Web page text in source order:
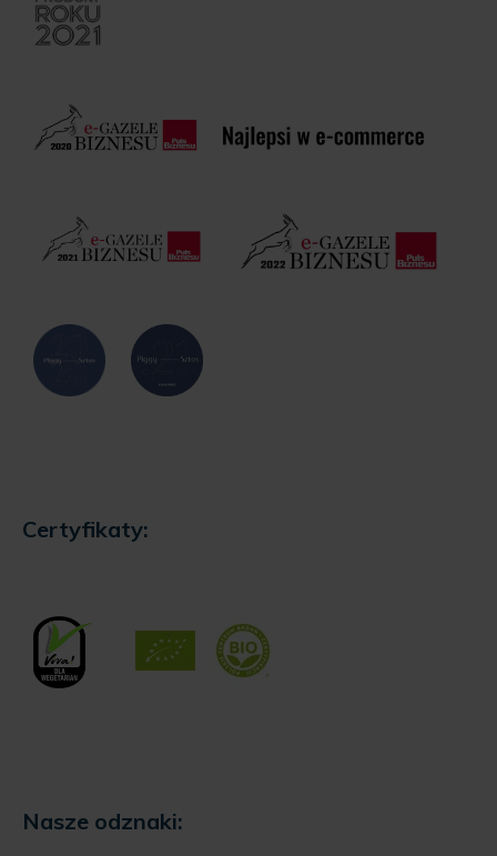
Certyfikaty:
Nasze odznaki: